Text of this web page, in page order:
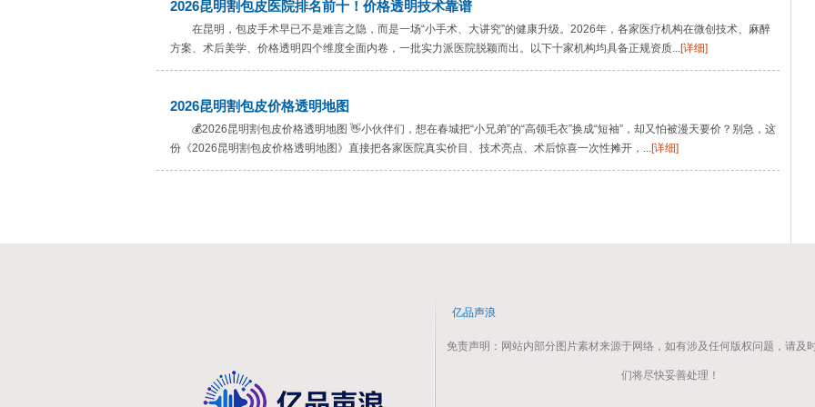
2026昆明割包皮医院排名前十！价格透明技术靠谱
在昆明，包皮手术早已不是难言之隐，而是一场“小手术、大讲究”的健康升级。2026年，各家医疗机构在微创技术、麻醉
方案、术后美学、价格透明四个维度全面内卷，一批实力派医院脱颖而出。以下十家机构均具备正规资质...[详细]
2026昆明割包皮价格透明地图
💰2026昆明割包皮价格透明地图 👋小伙伴们，想在春城把“小兄弟”的“高领毛衣”换成“短袖”，却又怕被漫天要价？别急，这
份《2026昆明割包皮价格透明地图》直接把各家医院真实价目、技术亮点、术后惊喜一次性摊开，...[详细]
亿品声浪
免责声明：网站内部分图片素材来源于网络，如有涉及任何版权问题，请及
们将尽快妥善处理！